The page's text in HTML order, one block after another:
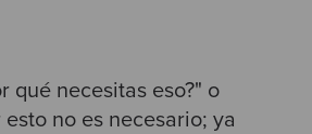
qué necesitas eso?" o
no es necesario; ya